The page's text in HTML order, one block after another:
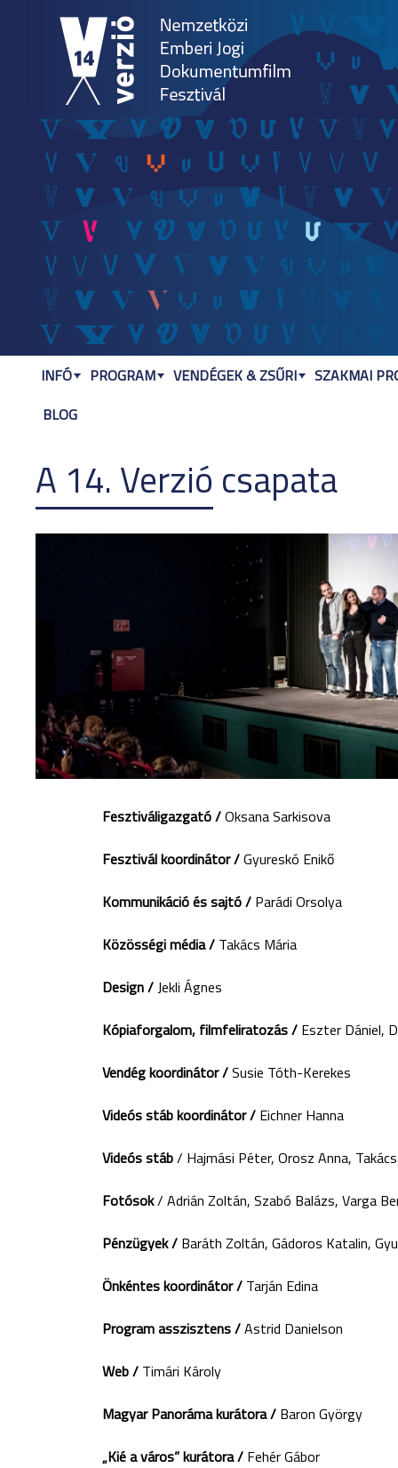
A 14. Verzió csapata
Fesztiváligazgató /Oksana Sarkisova
Fesztivál koordinátor /Gyureskó Enikő
Kommunikáció és sajtó / Parádi Orsolya
Közösségi média / Takács Mária
Design / Jekli Ágnes
Kópiaforgalom, filmfeliratozás / Eszter Dániel,
Vendég koordinátor /Susie Tóth-Kerekes
Videós stáb koordinátor / Eichner Hanna
Videós stáb/ Hajmási Péter, Orosz Anna,
Fotósok/ Adrián Zoltán, Szabó Balázs, Varga
Pénzügyek / Baráth Zoltán, Gádoros Katalin,
Önkéntes koordinátor / Tarján Edina
Program asszisztens /Astrid Danielson
Web / Timári Károly
Magyar Panoráma kurátora / Baron György
„Kié a város” kurátora / Fehér Gábor
INFÓ PROGRAM VENDÉGEK & ZSŰRI
SZAKMAI
BLOG